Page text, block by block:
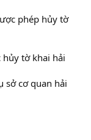
phép hủy tờ
hủy tờ khai hải
sở cơ quan hải